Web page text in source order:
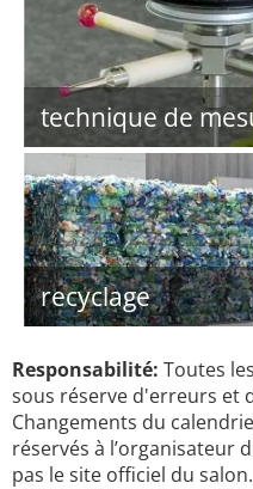
technique de
recyclage
Responsabilité: Toutes
sous réserve d'erreurs et
Changements du
réservés à l’organisateur
pas le site officiel du salon.